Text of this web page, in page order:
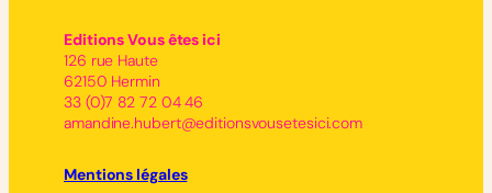
Editions Vous êtes ici
126 rue Haute
62150 Hermin
33 (0)7 82 72 04 46
amandine.hubert@editionsvousetesici.com
Mentions légales